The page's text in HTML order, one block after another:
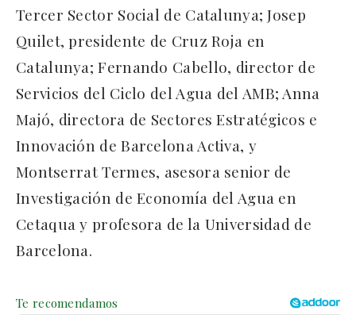
Tercer Sector Social de Catalunya; Josep
Quilet, presidente de Cruz Roja en
Catalunya; Fernando Cabello, director de
Servicios del Ciclo del Agua del AMB; Anna
Majó, directora de Sectores Estratégicos e
Innovación de Barcelona Activa, y
Montserrat Termes, asesora senior de
Investigación de Economía del Agua en
Cetaqua y profesora de la Universidad de
Barcelona.